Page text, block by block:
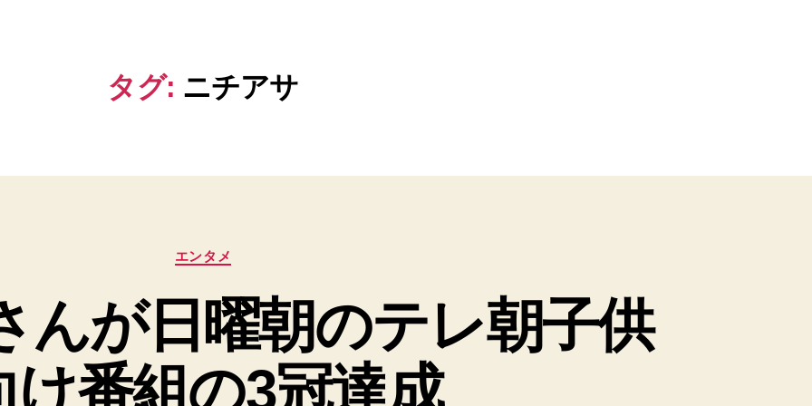
タグ: ニチアサ
カ
テ
リ
ー
エンタメ
んが日曜朝のテレ朝子供
け番組の3冠達成